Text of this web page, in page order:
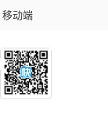
移动端